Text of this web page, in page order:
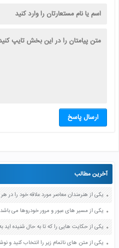
ارسال پاسخ
آخرین مطالب
یکی از مسیر های عبور و مرور خودروها می